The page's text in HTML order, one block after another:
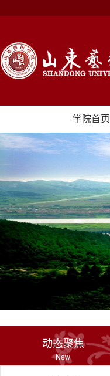
学院首页
动态聚焦
New